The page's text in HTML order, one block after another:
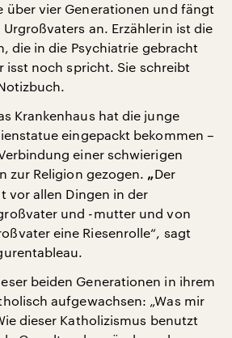
über vier Generationen und fängt
an. Erzählerin ist die
die in die Psychiatrie gebracht
isst noch spricht. Sie schreibt
Krankenhaus hat die junge
eingepackt bekommen –
einer schwierigen
zur Religion gezogen. „Der
vor allen Dingen in der
und -mutter und von
eine Riesenrolle“, sagt
beiden Generationen in ihrem
aufgewachsen: „Was mir
dieser Katholizismus benutzt